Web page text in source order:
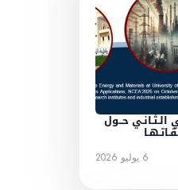
الـثـانـي حــول
6 يوليو 2026